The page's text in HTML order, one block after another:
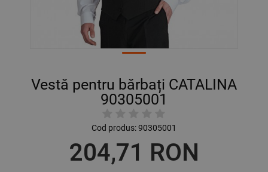
Vestă pentru bărbați CATALINA
90305001
Cod produs:90305001
204,71 RON